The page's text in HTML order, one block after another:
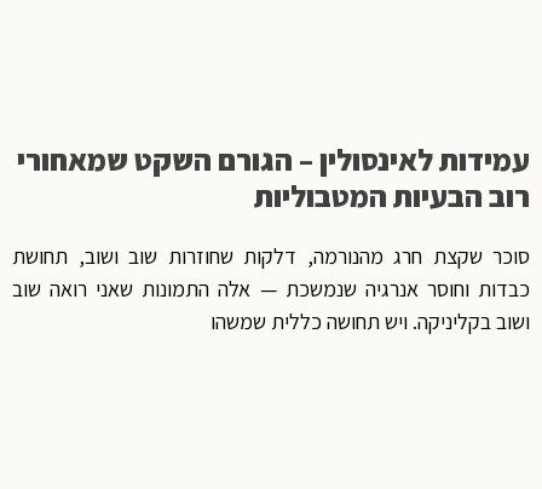
עמידות לאינסולין – הגורם השקט שמאחורי
רוב הבעיות המטבוליות
סוכר שקצת חרג מהנורמה, דלקות שחוזרות שוב ושוב, תחושת
כבדות וחוסר אנרגיה שנמשכת — אלה התמונות שאני רואה שוב
ושוב בקליניקה. ויש תחושה כללית שמשהו